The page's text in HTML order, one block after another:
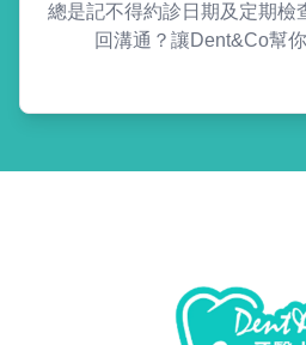
總是記不得約診日期及定期檢
回溝通？讓Dent&Co幫